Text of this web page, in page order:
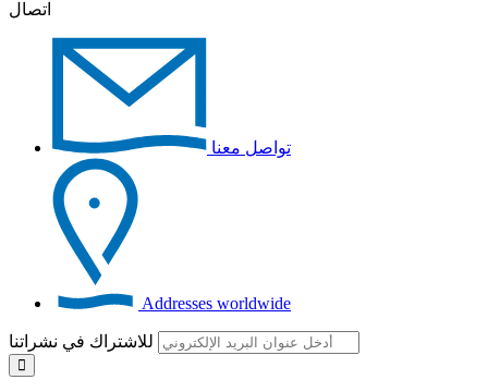
اتصال
تواصل معنا
Addresses worldwide